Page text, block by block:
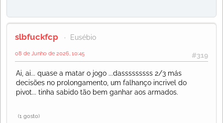
slbfuckfcp Eusébio
#319
08 de Junho de 2026, 10:45
Ai, ai... quase a matar o jogo ...dasssssssss 2/3 más
decisões no prolongamento, um falhanço incrivel do
pivot... tinha sabido tão bem ganhar aos armados.
(1 gosto)